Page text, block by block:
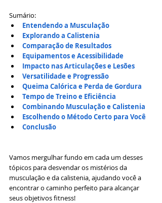
Sumário:
Entendendo a Musculação
Explorando a Calistenia
Comparação de Resultados
Equipamentos e Acessibilidade
Impacto nas Articulações e Lesões
Versatilidade e Progressão
Queima Calórica e Perda de Gordura
Tempo de Treino e Eficiência
Combinando Musculação e Calistenia
Escolhendo o Método Certo para Você
Conclusão
Vamos mergulhar fundo em cada um desses
tópicos para desvendar os mistérios da
musculação e da calistenia, ajudando você a
encontrar o caminho perfeito para alcançar
seus objetivos fitness!